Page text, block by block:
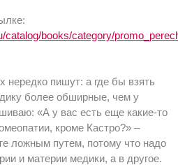
catalog/books/category/
пишут: а где бы взять
более обширные, чем у
«А у вас есть еще какие-то
кроме Кастро?» –
ложным путем, потому что надо
и материи медики, а в другое.